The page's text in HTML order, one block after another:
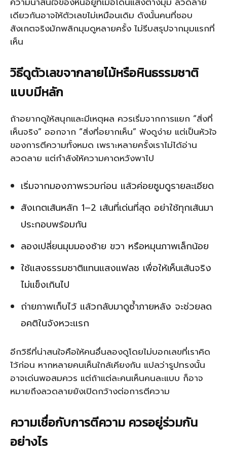
เดียวกันอาจให้ตัวเลขไม่เหมือนเดิม ดังนั้นคนที่ชอบ
สังเกตจริงมักพลิกมุมดูหลายครั้ง ไม่รีบสรุปจากมุมแรกที่
เห็น
วิธีดูตัวเลขจากลายไม้หรือหินธรรมชาติ
แบบมีหลัก
ถ้าอยากดูให้สนุกและมีเหตุผล ควรเริ่มจากการแยก “สิ่งที่
เห็นจริง” ออกจาก “สิ่งที่อยากเห็น” ฟังดูง่าย แต่เป็นหัวใจ
ของการตีความทั้งหมด เพราะหลายครั้งเราไม่ได้อ่าน
ลวดลาย แต่กำลังให้ความคาดหวังพาไป
เริ่มจากมองภาพรวมก่อน แล้วค่อยซูมดูรายละเอียด
สังเกตเส้นหลัก 1–2 เส้นที่เด่นที่สุด อย่าใช้ทุกเส้นมา
ประกอบพร้อมกัน
ลองเปลี่ยนมุมมองซ้าย ขวา หรือหมุนภาพเล็กน้อย
ใช้แสงธรรมชาติแทนแสงแฟลช เพื่อให้เห็นเส้นจริง
ไม่แข็งเกินไป
ถ่ายภาพเก็บไว้ แล้วกลับมาดูซ้ำภายหลัง จะช่วยลด
อคติในจังหวะแรก
อีกวิธีที่น่าสนใจคือให้คนอื่นลองดูโดยไม่บอกเลขที่เราคิด
ไว้ก่อน หากหลายคนเห็นใกล้เคียงกัน แปลว่ารูปทรงนั้น
อาจเด่นพอสมควร แต่ถ้าแต่ละคนเห็นคนละแบบ ก็อาจ
หมายถึงลวดลายยังเปิดกว้างต่อการตีความ
ความเชื่อกับการตีความ ควรอยู่ร่วมกัน
อย่างไร